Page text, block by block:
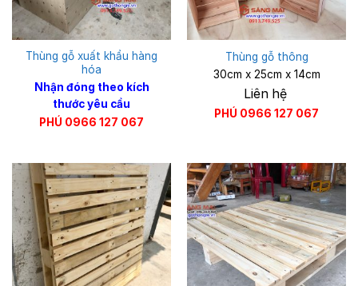
Thùng gỗ xuất khẩu hàng
hóa
Nhận đóng theo kích
thước yêu cầu
PHÚ 0966 127 067
Thùng gỗ thông
30cm x 25cm x 14cm
Liên hệ
PHÚ 0966 127 067